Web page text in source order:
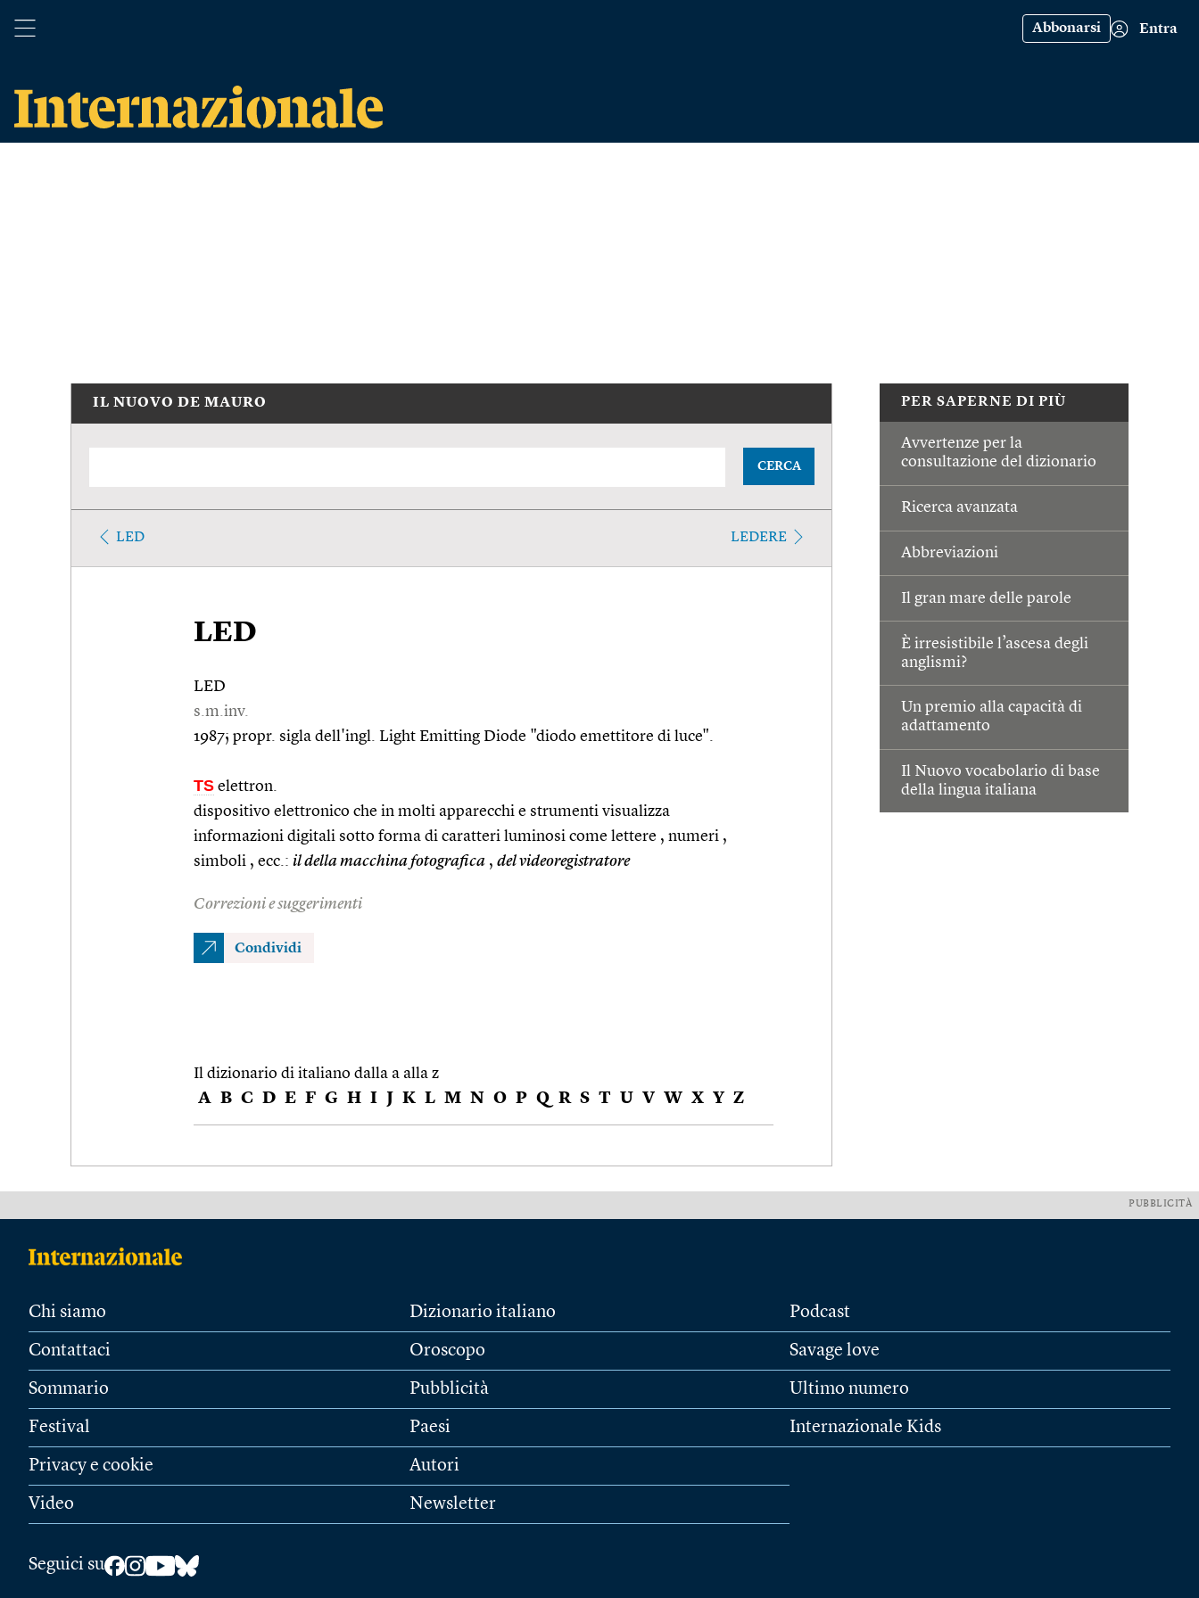
Abbonarsi Entra
PER SAPERNE DI PIÙ
Avvertenze per la
consultazione del dizionario
Ricerca avanzata
Abbreviazioni
Il gran mare delle parole
È irresistibile l’ascesa degli
anglismi?
Un premio alla capacità di
adattamento
Il Nuovo vocabolario di base
della lingua italiana
IL NUOVO DE MAURO
CERCA
LED LEDERE
LED
LED
s.m.inv.
1987; propr. sigla dell'ingl. Light Emitting Diode "diodo emettitore di luce".
TS elettron.
dispositivo elettronico che in molti apparecchi e strumenti visualizza
informazioni digitali sotto forma di caratteri luminosi come lettere , numeri ,
simboli , ecc.: il della macchina fotografica , del videoregistratore
Correzioni e suggerimenti
Condividi
Il dizionario di italiano dalla a alla z
A B C D E F G H I J K L M N O P Q R S T U V W X Y Z
PUBBLICITÀ
Chi siamo
Contattaci
Sommario
Festival
Privacy e cookie
Video
Dizionario italiano
Oroscopo
Pubblicità
Paesi
Autori
Newsletter
Podcast
Savage love
Ultimo numero
Internazionale Kids
Seguici su